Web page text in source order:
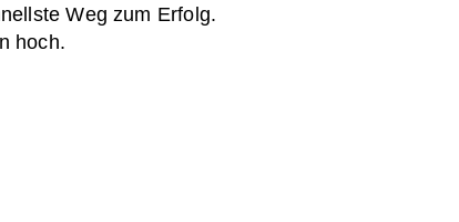
Weg zum Erfolg.
hoch.